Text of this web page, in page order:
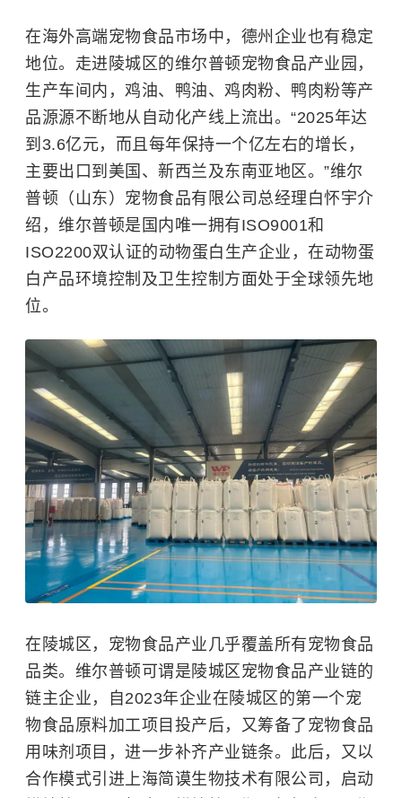
在海外高端宠物食品市场中，德州企业也有稳定
地位。走进陵城区的维尔普顿宠物食品产业园，
生产车间内，鸡油、鸭油、鸡肉粉、鸭肉粉等产
品源源不断地从自动化产线上流出。“2025年达
到3.6亿元，而且每年保持一个亿左右的增长，
主要出口到美国、新西兰及东南亚地区。”维尔
普顿（山东）宠物食品有限公司总经理白怀宇介
绍，维尔普顿是国内唯一拥有ISO9001和
ISO2200双认证的动物蛋白生产企业，在动物蛋
白产品环境控制及卫生控制方面处于全球领先地
位。
在陵城区，宠物食品产业几乎覆盖所有宠物食品
品类。维尔普顿可谓是陵城区宠物食品产业链的
链主企业，自2023年企业在陵城区的第一个宠
物食品原料加工项目投产后，又筹备了宠物食品
用味剂项目，进一步补齐产业链条。此后，又以
合作模式引进上海简谟生物技术有限公司，启动